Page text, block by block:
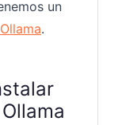
un
.